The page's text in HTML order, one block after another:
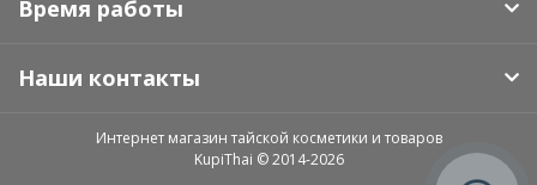
Время работы
Наши контакты
Интернет магазин тайской косметики и товаров
KupiThai © 2014-2026